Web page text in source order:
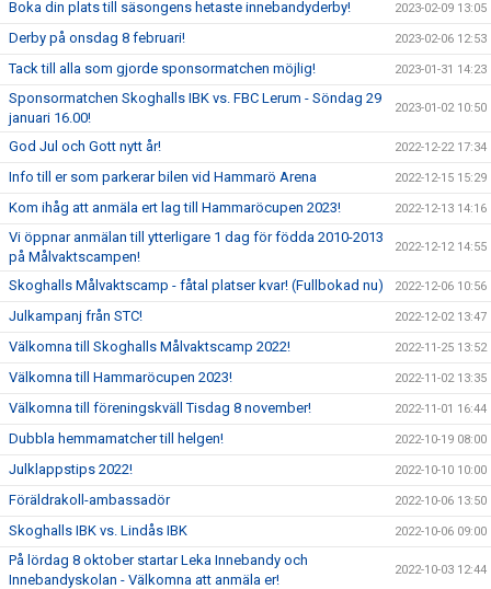
Boka din plats till säsongens hetaste innebandyderby! 2023-02-09 13:05
Derby på onsdag 8 februari! 2023-02-06 12:53
Tack till alla som gjorde sponsormatchen möjlig! 2023-01-31 14:23
Sponsormatchen Skoghalls IBK vs. FBC Lerum - Söndag 29
januari 16.00!
2023-01-02 10:50
God Jul och Gott nytt år! 2022-12-22 17:34
Info till er som parkerar bilen vid Hammarö Arena 2022-12-15 15:29
Kom ihåg att anmäla ert lag till Hammaröcupen 2023! 2022-12-13 14:16
Vi öppnar anmälan till ytterligare 1 dag för födda 2010-2013
på Målvaktscampen!
2022-12-12 14:55
Skoghalls Målvaktscamp - fåtal platser kvar! (Fullbokad nu) 2022-12-06 10:56
Julkampanj från STC! 2022-12-02 13:47
Välkomna till Skoghalls Målvaktscamp 2022! 2022-11-25 13:52
Välkomna till Hammaröcupen 2023! 2022-11-02 13:35
Välkomna till föreningskväll Tisdag 8 november! 2022-11-01 16:44
Dubbla hemmamatcher till helgen! 2022-10-19 08:00
Julklappstips 2022! 2022-10-10 10:00
Föräldrakoll-ambassadör 2022-10-06 13:50
Skoghalls IBK vs. Lindås IBK 2022-10-06 09:00
På lördag 8 oktober startar Leka Innebandy och
Innebandyskolan - Välkomna att anmäla er!
2022-10-03 12:44